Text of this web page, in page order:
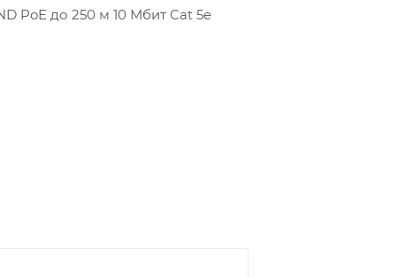
PoE до 250 м 10 Мбит Cat 5e